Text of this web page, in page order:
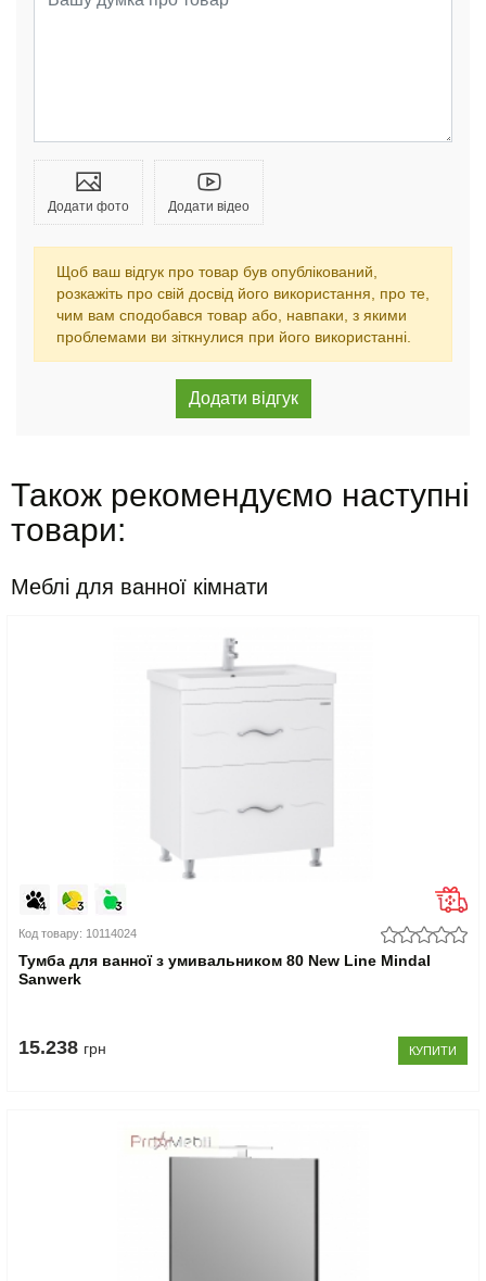
Додати фото Додати відео
Щоб ваш відгук про товар був опублікований,
розкажіть про свій досвід його використання, про те,
чим вам сподобався товар або, навпаки, з якими
проблемами ви зіткнулися при його використанні.
Також рекомендуємо наступні
товари:
Меблі для ванної кімнати
Код товару: 10114024
Тумба для ванної з умивальником 80 New Line Mindal
Sanwerk
15.238 грн КУПИТИ